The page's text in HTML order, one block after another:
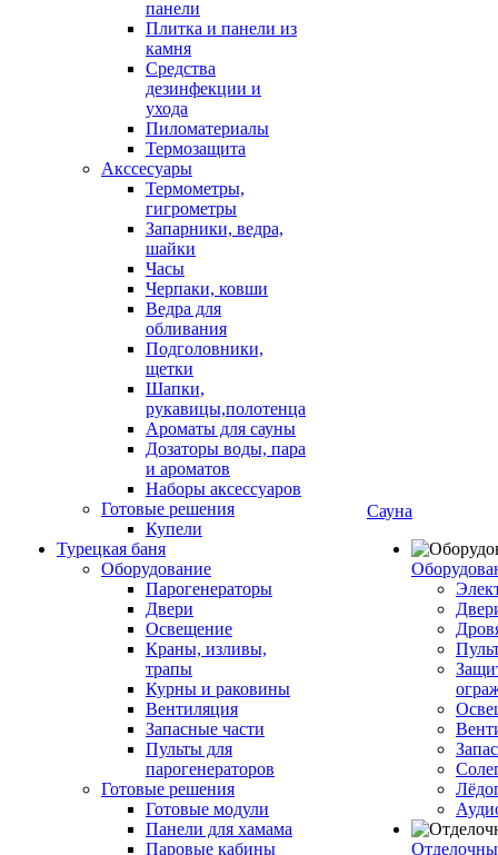
панели
Плитка и панели из
камня
Средства
дезинфекции и
ухода
Пиломатериалы
Термозащита
Аксcесуары
Термометры,
гигрометры
Запарники, ведра,
шайки
Часы
Черпаки, ковши
Ведра для
обливания
Подголовники,
щетки
Шапки,
рукавицы,полотенца
Ароматы для сауны
Дозаторы воды, пара
и ароматов
Наборы аксессуаров
Готовые решения
Купели
Турецкая баня
Оборудование
Парогенераторы
Двери
Освещение
Краны, изливы,
трапы
Курны и раковины
Вентиляция
Запасные части
Пульты для
парогенераторов
Готовые решения
Готовые модули
Панели для хамама
Паровые кабины
Сауна